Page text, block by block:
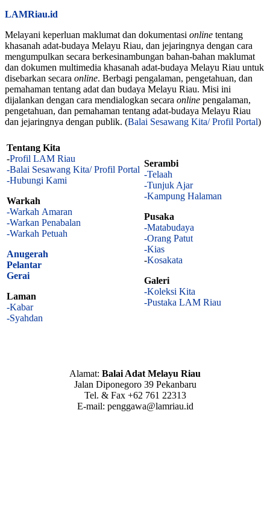
LAMRiau.id
Melayani keperluan maklumat dan dokumentasi online tentang
khasanah adat-budaya Melayu Riau, dan jejaringnya dengan cara
mengumpulkan secara berkesinambungan bahan-bahan maklumat
dan dokumen multimedia khasanah adat-budaya Melayu Riau untuk
disebarkan secara online. Berbagi pengalaman, pengetahuan, dan
pemahaman tentang adat dan budaya Melayu Riau. Misi ini
dijalankan dengan cara mendialogkan secara online pengalaman,
pengetahuan, dan pemahaman tentang adat-budaya Melayu Riau
dan jejaringnya dengan publik. (Balai Sesawang Kita/ Profil Portal)
Tentang Kita
-Profil LAM Riau
-Balai Sesawang Kita/ Profil Portal
-Hubungi Kami
Warkah
-Warkah Amaran
-Warkan Penabalan
-Warkah Petuah
Anugerah
Pelantar
Gerai
Laman
-Kabar
-Syahdan
Serambi
-Telaah
-Tunjuk Ajar
-Kampung Halaman
Pusaka
-Matabudaya
-Orang Patut
-Kias
-Kosakata
Galeri
-Koleksi Kita
-Pustaka LAM Riau
Alamat: Balai Adat Melayu Riau
Jalan Diponegoro 39 Pekanbaru
Tel. & Fax +62 761 22313
E-mail: penggawa@lamriau.id